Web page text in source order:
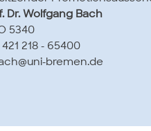
Dr. Wolfgang Bach
5340
421 218 - 65400
bremen.de